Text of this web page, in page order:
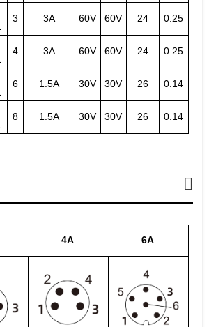
3 3A 60V 60V 24 0.25
4 3A 60V 60V 24 0.25
6 1.5A 30V 30V 26 0.14
8 1.5A 30V 30V 26 0.14
4A 6A